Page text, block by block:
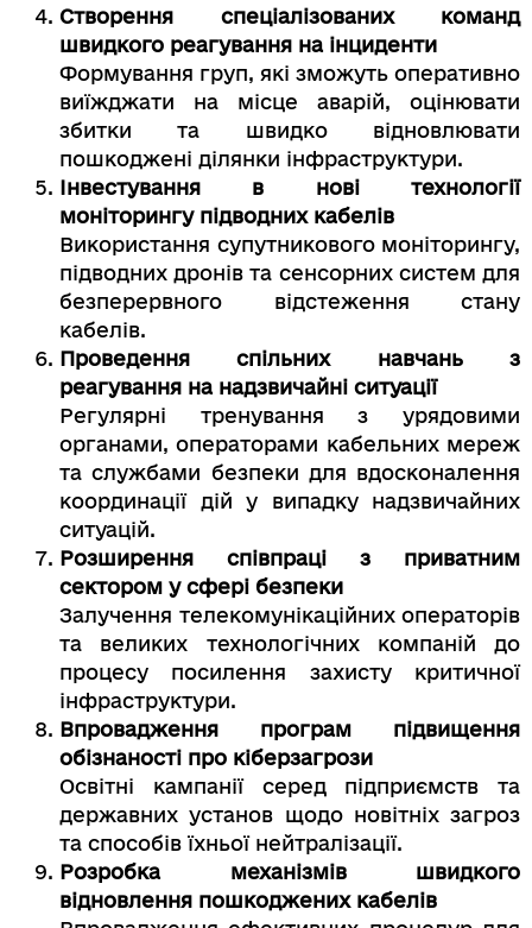
Створення спеціалізованих команд
швидкого реагування на інциденти
Формування груп, які зможуть оперативно
виїжджати на місце аварій, оцінювати
збитки та швидко відновлювати
пошкоджені ділянки інфраструктури.
Інвестування в нові технології
моніторингу підводних кабелів
Використання супутникового моніторингу,
підводних дронів та сенсорних систем для
безперервного відстеження стану
кабелів.
Проведення спільних навчань з
реагування на надзвичайні ситуації
Регулярні тренування з урядовими
органами, операторами кабельних мереж
та службами безпеки для вдосконалення
координації дій у випадку надзвичайних
ситуацій.
Розширення співпраці з приватним
сектором у сфері безпеки
Залучення телекомунікаційних операторів
та великих технологічних компаній до
процесу посилення захисту критичної
інфраструктури.
Впровадження програм підвищення
обізнаності про кіберзагрози
Освітні кампанії серед підприємств та
державних установ щодо новітніх загроз
та способів їхньої нейтралізації.
Розробка механізмів швидкого
відновлення пошкоджених кабелів